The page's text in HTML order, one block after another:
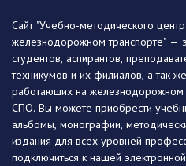
Сайт "Учебно-методического
железнодорожном транспорте" —
студентов, аспирантов,
техникумов и их филиалов, а так
работающих на
СПО. Вы можете приобрести
альбомы, монографии,
издания для всех уровней
подключиться к нашей